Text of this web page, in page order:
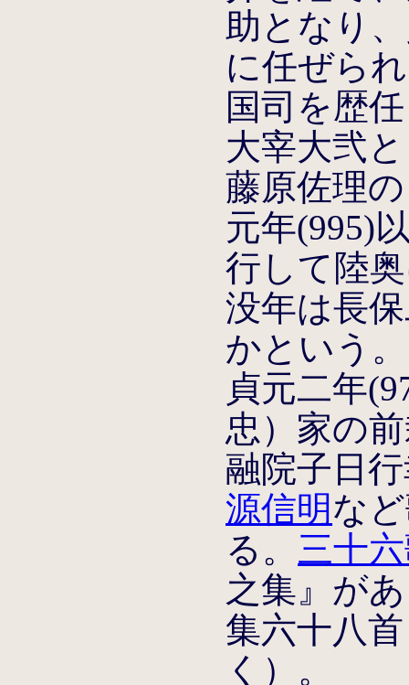
助となり
に任ぜら
国司を歴
大宰大弐
藤原佐理
元年(995)
行して陸
没年は長
かという。
貞元二年
忠）家の
融院子日
源信明な
る。 三十
之集』が
集六十八
く）。